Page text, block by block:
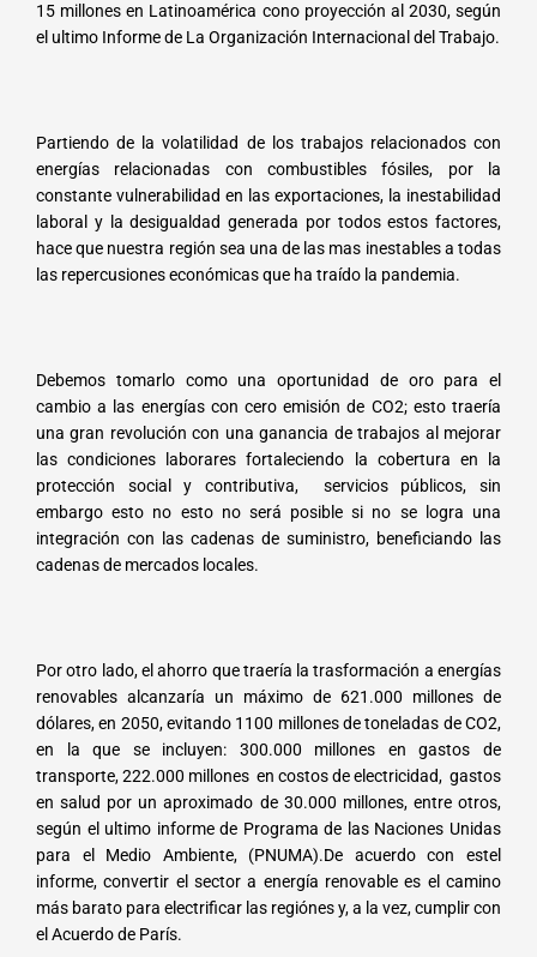
15 millones en Latinoamérica cono proyección al 2030, según
el ultimo Informe de La Organización Internacional del Trabajo.
Partiendo de la volatilidad de los trabajos relacionados con
energías relacionadas con combustibles fósiles, por la
constante vulnerabilidad en las exportaciones, la inestabilidad
laboral y la desigualdad generada por todos estos factores,
hace que nuestra región sea una de las mas inestables a todas
las repercusiones económicas que ha traído la pandemia.
Debemos tomarlo como una oportunidad de oro para el
cambio a las energías con cero emisión de CO2; esto traería
una gran revolución con una ganancia de trabajos al mejorar
las condiciones laborares fortaleciendo la cobertura en la
protección social y contributiva, servicios públicos, sin
embargo esto no esto no será posible si no se logra una
integración con las cadenas de suministro, beneficiando las
cadenas de mercados locales.
Por otro lado, el ahorro que traería la trasformación a energías
renovables alcanzaría un máximo de 621.000 millones de
dólares, en 2050, evitando 1100 millones de toneladas de CO2,
en la que se incluyen: 300.000 millones en gastos de
transporte, 222.000 millones en costos de electricidad, gastos
en salud por un aproximado de 30.000 millones, entre otros,
según el ultimo informe de Programa de las Naciones Unidas
para el Medio Ambiente, (PNUMA).De acuerdo con estel
informe, convertir el sector a energía renovable es el camino
más barato para electrificar las regiónes y, a la vez, cumplir con
el Acuerdo de París.